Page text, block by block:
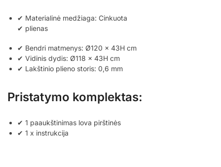
✔ Materialinė medžiaga: Cinkuota
✔ plienas
✔ Bendri matmenys: Ø120 x 43H cm
✔ Vidinis dydis: Ø118 x 43H cm
✔ Lakštinio plieno storis: 0,6 mm
Pristatymo komplektas:
✔ 1 paaukštinimas lova pirštinės
✔ 1 x instrukcija